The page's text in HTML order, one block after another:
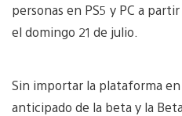
personas en PS5 y PC a
el domingo 21 de julio.
Sin importar la plataforma en
anticipado de la beta y la